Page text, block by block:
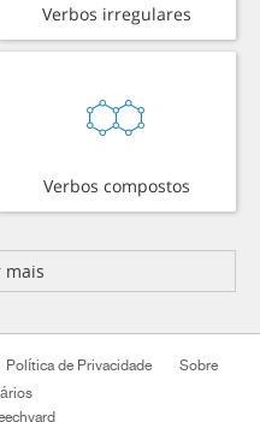
Verbos irregulares
Verbos compostos
mais
Política de Privacidade
Sobre